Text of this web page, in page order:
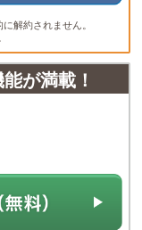
解約されません。
が満載！